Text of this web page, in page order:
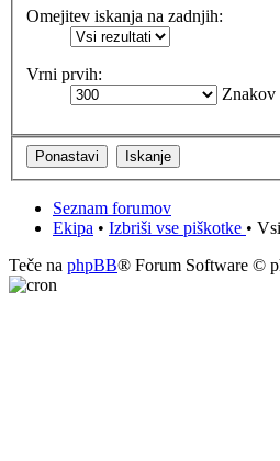
Omejitev iskanja na zadnjih:
Vrni prvih:
Znakov
Seznam forumov
Ekipa • Izbriši vse piškotke •
Teče na phpBB® Forum Software ©